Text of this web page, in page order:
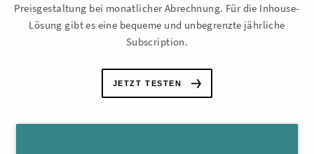
Preisgestaltung bei monatlicher Abrechnung. Für die Inhouse-
Lösung gibt es eine bequeme und unbegrenzte jährliche
Subscription.
JETZT TESTEN